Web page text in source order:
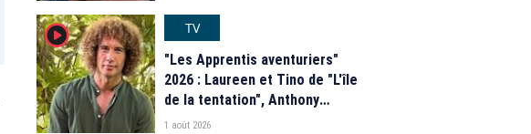
player2
TV
"Les Apprentis aventuriers"
2026 : Laureen et Tino de "L'île
de la tentation", Anthony
Matéo, Jade Leboeuf... Le
1 août 2026